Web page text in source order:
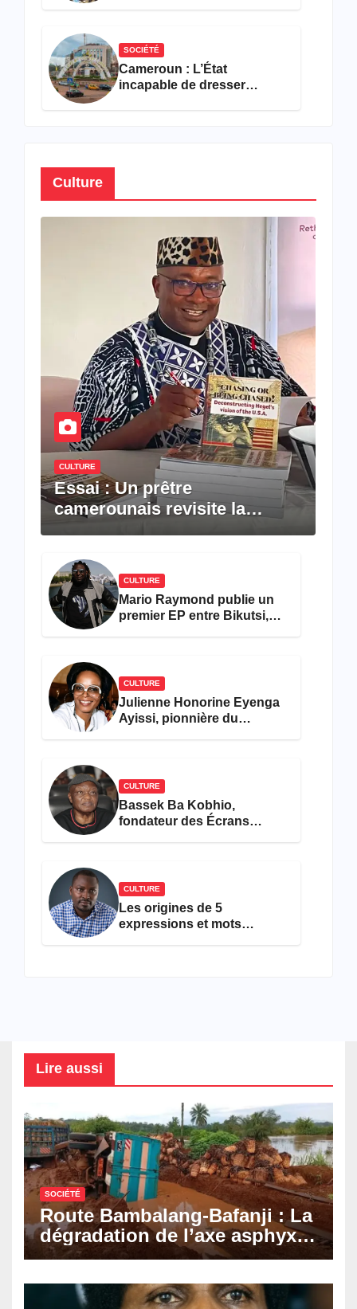
SOCIÉTÉ
Cameroun : L’État
incapable de dresser
Culture
CULTURE
Essai : Un prêtre
camerounais revisite la
CULTURE
Mario Raymond publie un
premier EP entre Bikutsi,
CULTURE
Julienne Honorine Eyenga
Ayissi, pionnière du
CULTURE
Bassek Ba Kobhio,
fondateur des Écrans
CULTURE
Les origines de 5
expressions et mots
Lire aussi
SOCIÉTÉ
Route Bambalang-Bafanji : La
dégradation de l’axe asphyxie
les activités économiques